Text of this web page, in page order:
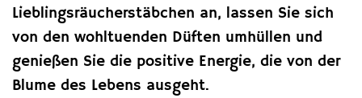
Lieblingsräucherstäbchen an, lassen Sie sich
von den wohltuenden Düften umhüllen und
genießen Sie die positive Energie, die von der
Blume des Lebens ausgeht.